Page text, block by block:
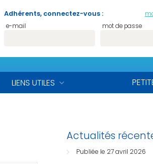
Adhérents, connectez-vous :
e-mail
mot de passe
LIENS UTILES
Actualités
Publiée le 27 avril 2026